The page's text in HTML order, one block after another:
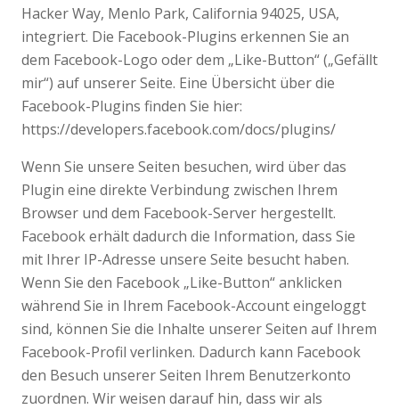
Hacker Way, Menlo Park, California 94025, USA,
integriert. Die Facebook-Plugins erkennen Sie an
dem Facebook-Logo oder dem „Like-Button“ („Gefällt
mir“) auf unserer Seite. Eine Übersicht über die
Facebook-Plugins finden Sie hier:
https://developers.facebook.com/docs/plugins/
Wenn Sie unsere Seiten besuchen, wird über das
Plugin eine direkte Verbindung zwischen Ihrem
Browser und dem Facebook-Server hergestellt.
Facebook erhält dadurch die Information, dass Sie
mit Ihrer IP-Adresse unsere Seite besucht haben.
Wenn Sie den Facebook „Like-Button“ anklicken
während Sie in Ihrem Facebook-Account eingeloggt
sind, können Sie die Inhalte unserer Seiten auf Ihrem
Facebook-Profil verlinken. Dadurch kann Facebook
den Besuch unserer Seiten Ihrem Benutzerkonto
zuordnen. Wir weisen darauf hin, dass wir als